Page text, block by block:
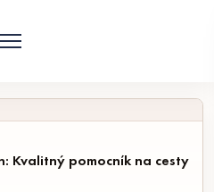
Van
Kvalitný pomocník na cesty